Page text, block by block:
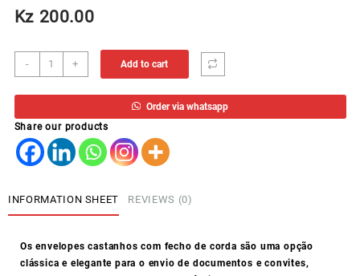
Kz200.00
-
Envelopes
com
Fecho
Cordas
e
Arruela
Janela
+ Add to cart
Order via whatsapp
Share our products
INFORMATION SHEET REVIEWS (0)
Os envelopes castanhos com fecho de corda são uma opção
clássica e elegante para o envio de documentos e convites,